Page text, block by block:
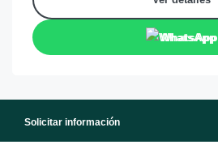
WhatsApp
Solicitar información